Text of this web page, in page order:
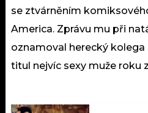
se ztvárněním
America. Zprávu mu při
oznamoval herecký
titul nejvíc sexy muže roku